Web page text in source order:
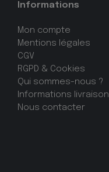
Informations
Mon compte
Mentions légales
CGV
RGPD & Cookies
Qui sommes-nous ?
Informations livraison
Nous contacter